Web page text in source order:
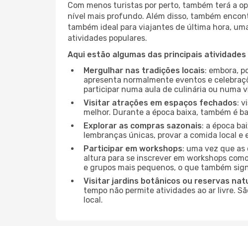
Com menos turistas por perto, também terá a
nível mais profundo. Além disso, também
também ideal para viajantes de última hora,
atividades populares.
Aqui estão algumas das principais
Mergulhar nas tradições locais: embora,
apresenta normalmente eventos e
participar numa aula de culinária ou numa
Visitar atrações em espaços fechados:
melhor. Durante a época baixa, também é
Explorar as compras sazonais: a época
lembranças únicas, provar a comida local e
Participar em workshops: uma vez que
altura para se inscrever em workshops
e grupos mais pequenos, o que também
Visitar jardins botânicos ou reservas
tempo não permite atividades ao ar livre.
local.